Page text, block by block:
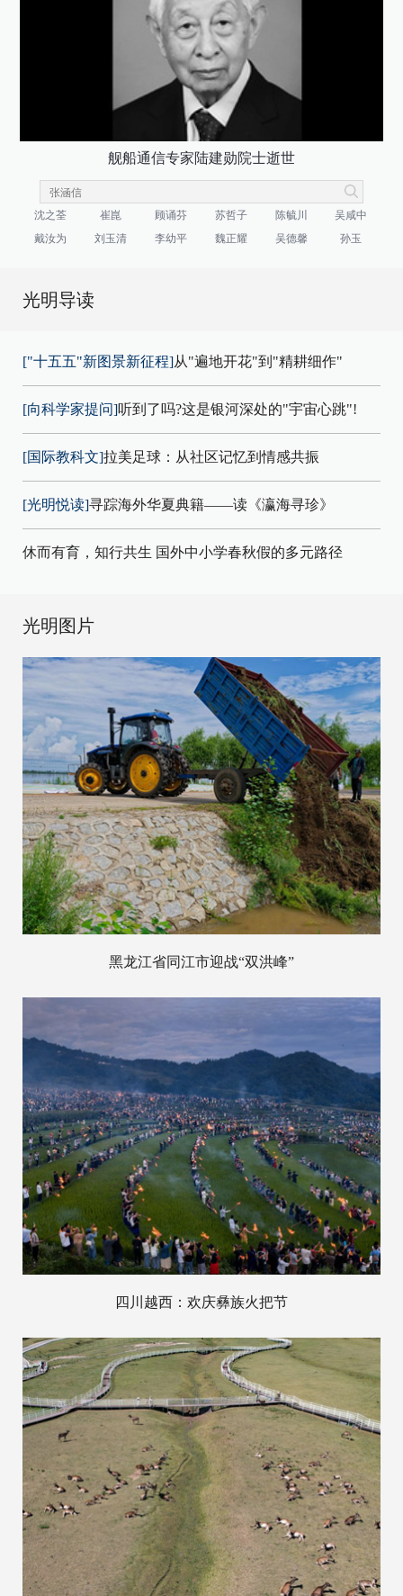
舰船通信专家陆建勋院士逝世
沈之荃 崔崑 顾诵芬 苏哲子 陈毓川
吴咸中
戴汝为
刘玉清 李幼平 魏正耀 吴德馨 孙玉
光明导读
["十五五"新图景新征程]从"遍地开花"到"精耕细作"
[向科学家提问]听到了吗?这是银河深处的"宇宙心跳"!
[国际教科文]拉美足球：从社区记忆到情感共振
[光明悦读]寻踪海外华夏典籍——读《瀛海寻珍》
休而有育，知行共生 国外中小学春秋假的多元路径
光明图片
黑龙江省同江市迎战“双洪峰”
四川越西：欢庆彝族火把节